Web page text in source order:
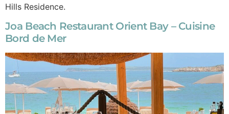
Hills Residence.
Joa Beach Restaurant Orient Bay – Cuisine
Bord de Mer